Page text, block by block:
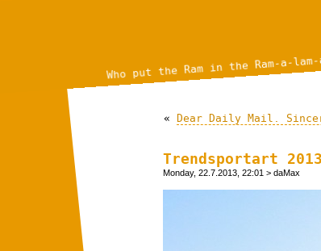
Who put the Ram in the Ram-a-
« Dear Daily Mail.
Trendsportart
Monday, 22.7.2013, 22:01 > daMax